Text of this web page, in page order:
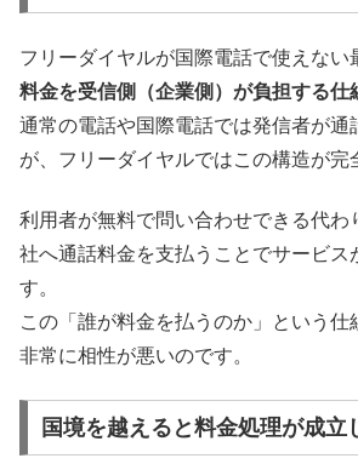
フリーダイヤルが国際電話で使えない
料金を受信側（企業側）が負担する仕
通常の電話や国際電話では発信者が通
が、フリーダイヤルではこの構造が完
利用者が無料で問い合わせできる代わ
社へ通話料金を支払うことでサービス
す。
この「誰が料金を払うのか」という仕
非常に相性が悪いのです。
国境を越えると料金処理が成立